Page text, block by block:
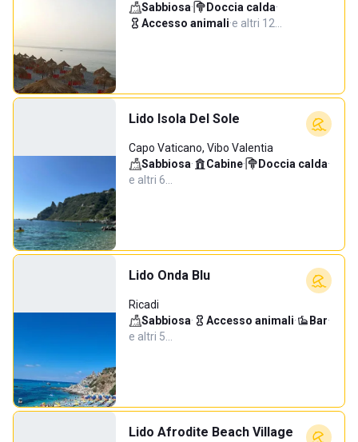
Sabbiosa· Doccia calda·
Accesso animali·e altri 12…
Lido Isola Del Sole
Capo Vaticano, Vibo Valentia
Sabbiosa· Cabine· Doccia calda·
e altri 6…
Lido Onda Blu
Ricadi
Sabbiosa· Accesso animali· Bar·
e altri 5…
Lido Afrodite Beach Village